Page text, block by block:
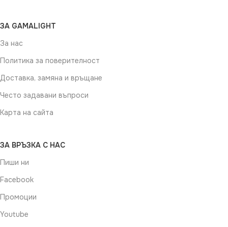
ЗА GAMALIGHT
За нас
Политика за поверителност
Доставка, замяна и връщане
Често задавани въпроси
Карта на сайта
ЗА ВРЪЗКА С НАС
Пиши ни
Facebook
Промоции
Youtube